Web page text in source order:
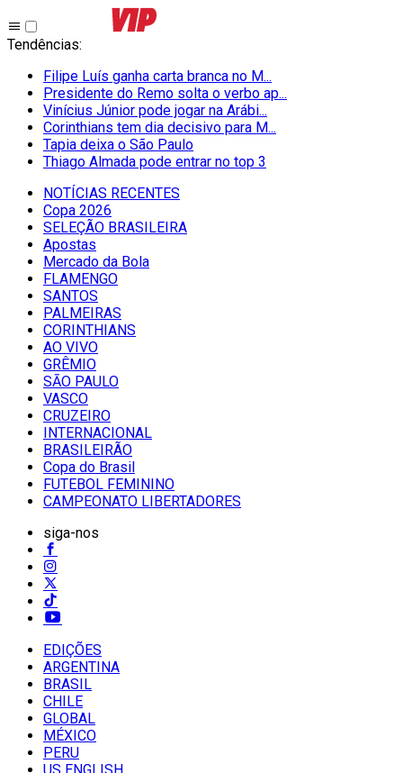
Tendências:
Filipe Luís ganha carta branca no M...
Presidente do Remo solta o verbo ap...
Vinícius Júnior pode jogar na Arábi...
Corinthians tem dia decisivo para M...
Tapia deixa o São Paulo
Thiago Almada pode entrar no top 3
NOTÍCIAS RECENTES
Copa 2026
SELEÇÃO BRASILEIRA
Apostas
Mercado da Bola
FLAMENGO
SANTOS
PALMEIRAS
CORINTHIANS
AO VIVO
GRÊMIO
SĀO PAULO
VASCO
CRUZEIRO
INTERNACIONAL
BRASILEIRÃO
Copa do Brasil
FUTEBOL FEMININO
CAMPEONATO LIBERTADORES
siga-nos
EDIÇÕES
ARGENTINA
BRASIL
CHILE
GLOBAL
MÉXICO
PERU